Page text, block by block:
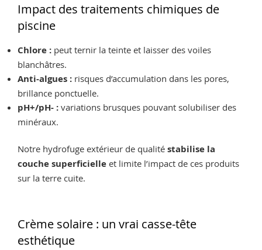
Impact des traitements chimiques de
piscine
Chlore : peut ternir la teinte et laisser des voiles
blanchâtres.
Anti-algues : risques d’accumulation dans les pores,
brillance ponctuelle.
pH+/pH- : variations brusques pouvant solubiliser des
minéraux.
Notre hydrofuge extérieur de qualité stabilise la
couche superficielle et limite l’impact de ces produits
sur la terre cuite.
Crème solaire : un vrai casse-tête
esthétique